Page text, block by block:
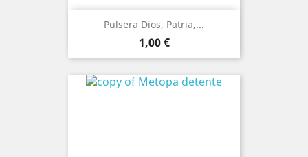
Pulsera Dios, Patria,...
Prezo
1,00 €